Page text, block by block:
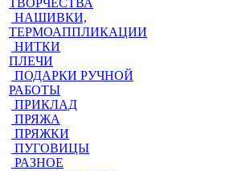
ТВОРЧЕСТВА
НАШИВКИ,
ТЕРМОАППЛИКАЦИИ
НИТКИ
ПЛЕЧИ
ПОДАРКИ РУЧНОЙ
РАБОТЫ
ПРИКЛАД
ПРЯЖА
ПРЯЖКИ
ПУГОВИЦЫ
РАЗНОЕ